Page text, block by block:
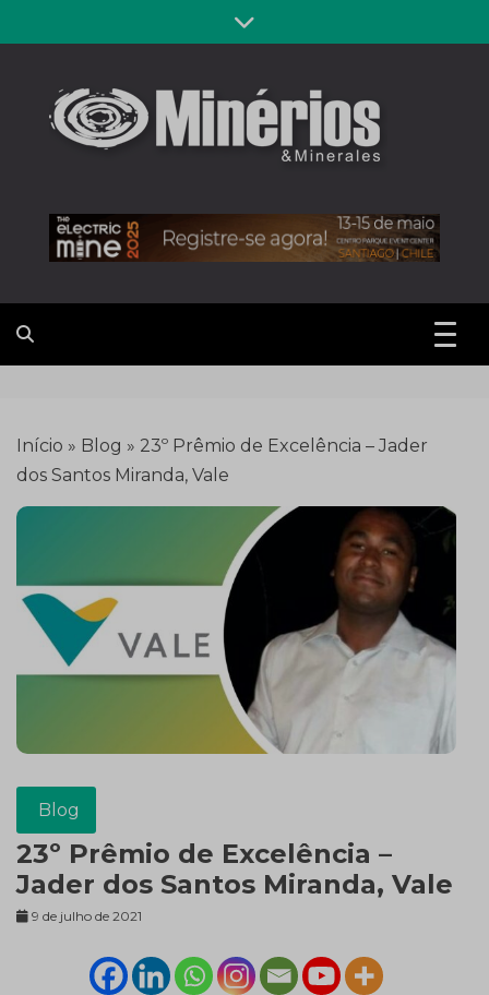
to
Revista
Minérios &
Minerales
Início » Blog » 23º Prêmio de Excelência – Jader
dos Santos Miranda, Vale
Blog
23º Prêmio de Excelência –
Jader dos Santos Miranda, Vale
9 de julho de 2021